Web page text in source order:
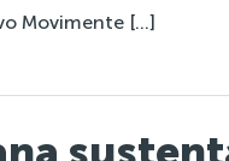
Movimente […]